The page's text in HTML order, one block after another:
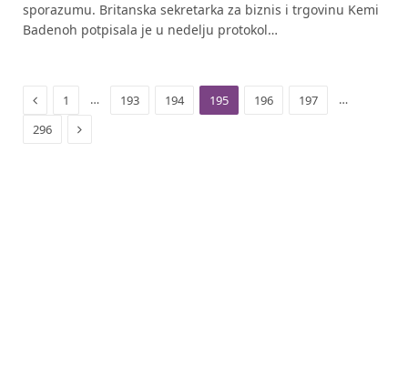
sporazumu. Britanska sekretarka za biznis i trgovinu Kemi
Badenoh potpisala je u nedelju protokol…
Previous
1 … 193 194 195 196 197
…
296
Next